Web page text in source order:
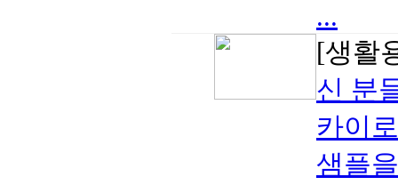
...
[생활
신 분
카이
샘플